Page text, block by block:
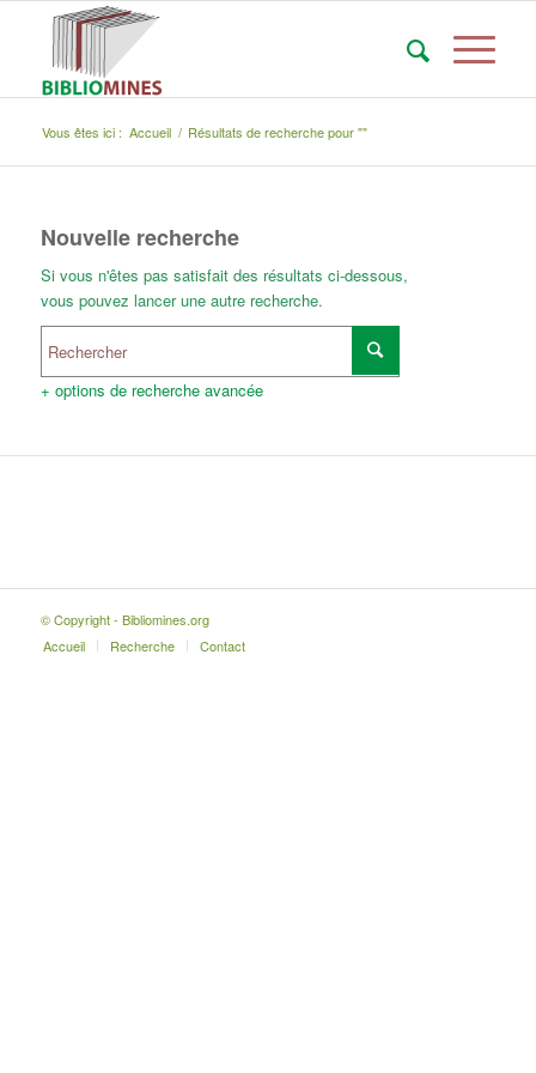
Vous êtes ici : Accueil / Résultats de recherche pour ""
Nouvelle recherche
Si vous n'êtes pas satisfait des résultats ci-dessous,
vous pouvez lancer une autre recherche.
+ options de recherche avancée
© Copyright - Bibliomines.org
Accueil
Recherche Contact